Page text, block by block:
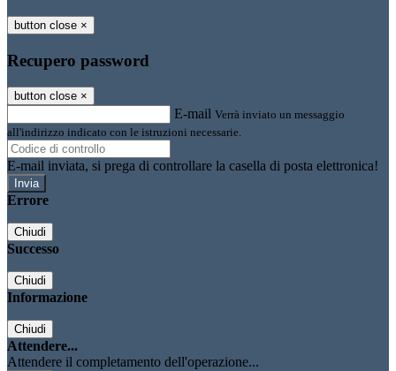
button close ×
Recupero password
button close ×
E-mail Verrà inviato un messaggio
all'indirizzo indicato con le istruzioni necessarie.
E-mail inviata, si prega di controllare la casella di posta elettronica!
Errore
Chiudi
Successo
Chiudi
Informazione
Chiudi
Attendere...
Attendere il completamento dell'operazione...